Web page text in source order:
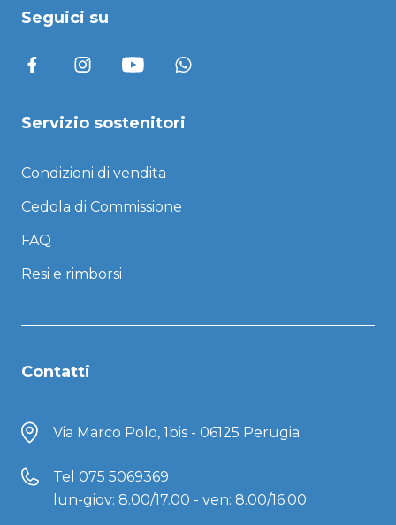
Seguici su
Servizio sostenitori
Condizioni di vendita
Cedola di Commissione
FAQ
Resi e rimborsi
Contatti
Via Marco Polo, 1bis - 06125 Perugia
Tel 075 5069369
lun-giov: 8.00/17.00 - ven: 8.00/16.00